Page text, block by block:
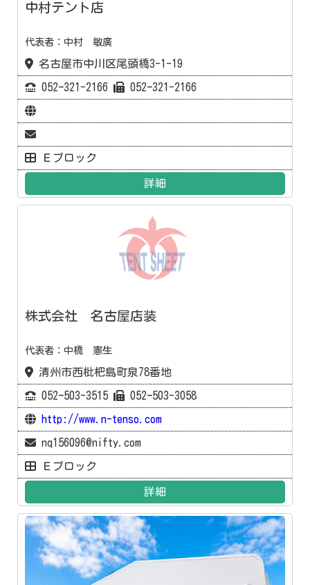
中村テント店
代表者：中村 敏廣
名古屋市中川区尾頭橋3-1-19
052ｰ321-2166 052ｰ321-2166
Ｅブロック
詳細
株式会社 名古屋店装
代表者：中橋 憲生
清州市西枇杷島町泉78番地
052ｰ503-3515 052ｰ503-3058
http://www.n-tenso.com
nq156096@nifty.com
Ｅブロック
詳細